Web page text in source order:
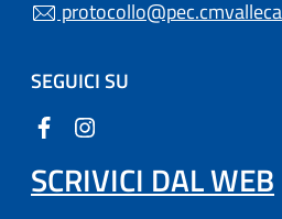
SEGUICI SU
SCRIVICI DAL WEB